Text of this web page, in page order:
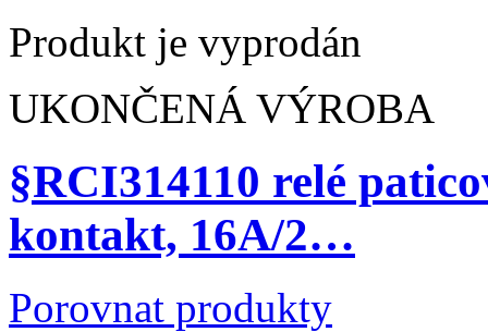
Produkt je vyprodán
UKONČENÁ VÝROBA
§RCI314110 relé
kontakt, 16A/2…
Porovnat produkty